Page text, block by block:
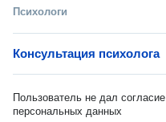
Психологи
Консультация психолога
Пользователь не дал
персональных данных